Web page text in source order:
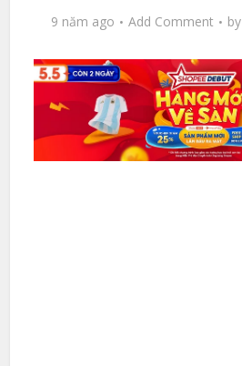
9 năm ago Add Comment by